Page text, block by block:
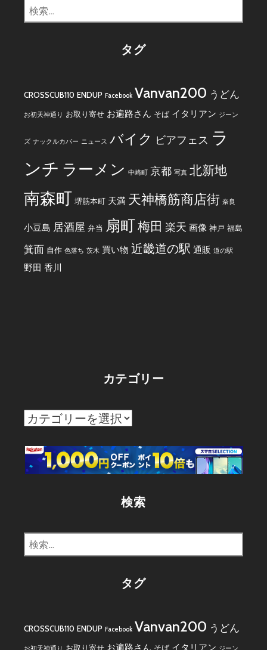
検
索:
タグ
CROSSCUB110 ENDUP Facebook Vanvan200 うどん
お初天神通り お取り寄せ お遍路さん そば イタリアン ジーン
ズ ナックルカバー ニュース バイク ビアフェス ラ
ンチ ラーメン 中崎町 京都 写真 北新地
南森町 堺筋本町 天満 天神橋筋商店街 奈良
小豆島 居酒屋 弁当 扇町梅田 楽天 画像 神戸 福島
箕面 自作 色落ち 茨木 買い物 近畿道の駅 通販 道の駅
野田 香川
カテゴリー
カ
ゴ
リ
検索
検
索:
タグ
CROSSCUB110 ENDUP Facebook Vanvan200 うどん
お取り寄せ お遍路さん そば イタリアン